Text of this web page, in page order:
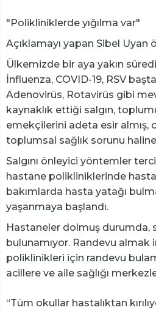
"Polikliniklerde yığılma var"
Açıklamayı yapan Sibel Uyan
Ülkemizde bir aya yakın
İnfluenza, COVID-19, RSV
Adenovirüs, Rotavirüs gibi
kaynaklık ettiği salgın,
emekçilerini adeta esir almış,
toplumsal sağlık sorunu
Salgını önleyici yöntemler
hastane polikliniklerinde
bakımlarda hasta yatağı
yaşanmaya başlandı.
Hastaneler dolmuş durumda,
bulunamıyor. Randevu almak
poliklinikleri için randevu
acillere ve aile sağlığı
“Tüm okullar hastalıktan